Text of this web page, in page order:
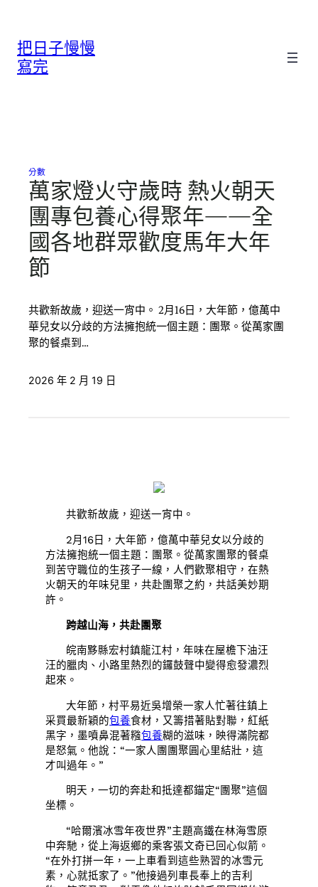
把日子慢慢
寫完
分數
萬家燈火守歲時 熱火朝天
團專包養心得聚年——全
國各地群眾歡度馬年大年
節
共歡新故歲，迎送一宵中。 2月16日，大年節，億萬中
華兒女以分歧的方法擁抱統一個主題：團聚。從萬家團
聚的餐桌到…
2026 年 2 月 19 日
共歡新故歲，迎送一宵中。
2月16日，大年節，億萬中華兒女以分歧的
方法擁抱統一個主題：團聚。從萬家團聚的餐桌
到苦守職位的生孩子一線，人們歡聚相守，在熱
火朝天的年味兒里，共赴團聚之約，共話美妙期
許。
跨越山海，共赴團聚
皖南黟縣宏村鎮龍江村，年味在屋檐下油汪
汪的臘肉、小路里熱烈的鑼鼓聲中變得愈發濃烈
起來。
大年節，村平易近吳增榮一家人忙著往鎮上
采買最新穎的包養食材，又籌措著貼對聯，紅紙
黑字，墨噴鼻混著糨包養糊的滋味，映得滿院都
是怒氣。他說：“一家人團團聚圓心里結壯，這
才叫過年。”
明天，一切的奔赴和抵達都錨定“團聚”這個
坐標。
“哈爾濱冰雪年夜世界”主題高鐵在林海雪原
中奔馳，從上海返鄉的乘客張文奇已回心似箭。
“在外打拼一年，一上車看到這些熟習的冰雪元
素，心就抵家了。”他接過列車長奉上的吉利